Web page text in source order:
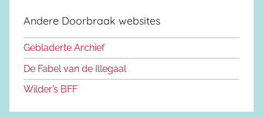
n
b
o
o
Andere Doorbraak websites
Gebladerte Archief
De Fabel van de Illegaal
Wilder’s BFF